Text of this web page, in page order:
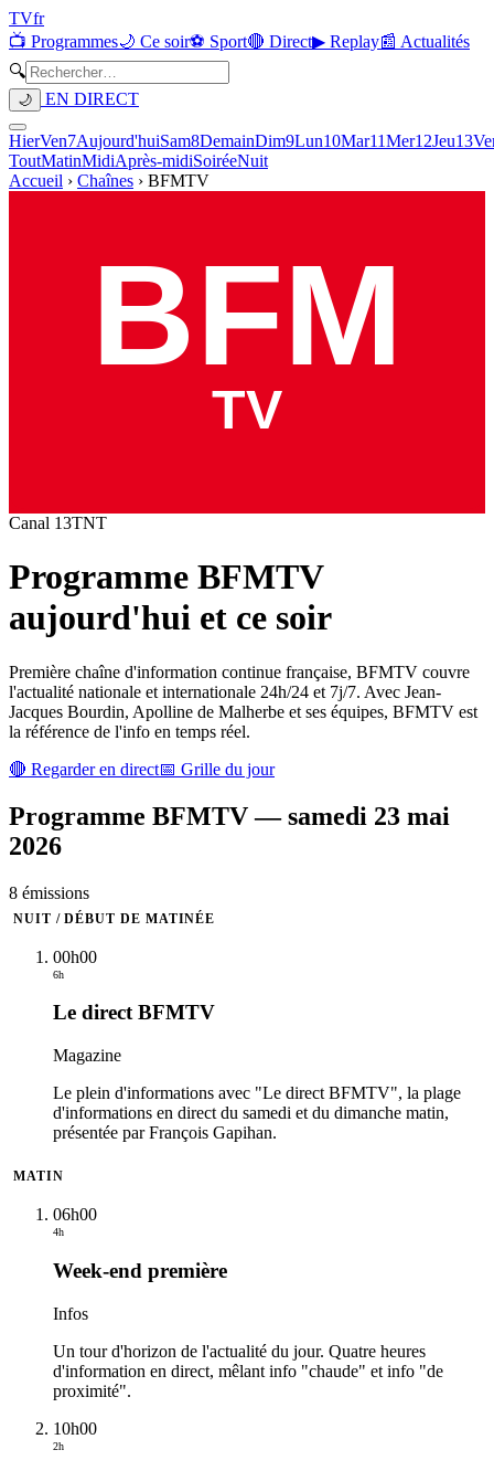
TVfr
📺 Programmes🌙 Ce soir⚽ Sport🔴 Direct▶ Replay📰 Actualités
🔍
🌙 EN DIRECT
HierVen7Aujourd'huiSam8DemainDim9Lun10Mar11Mer12Jeu13
ToutMatinMidiAprès-midiSoiréeNuit
Accueil › Chaînes › BFMTV
Canal 13TNT
Programme BFMTV
aujourd'hui et ce soir
Première chaîne d'information continue française, BFMTV couvre
l'actualité nationale et internationale 24h/24 et 7j/7. Avec Jean-
Jacques Bourdin, Apolline de Malherbe et ses équipes, BFMTV est
la référence de l'info en temps réel.
🔴 Regarder en direct📅 Grille du jour
Programme BFMTV—samedi 23 mai
2026
8 émissions
NUIT / DÉBUT DE MATINÉE
00h00
6h
Le direct BFMTV
Magazine
Le plein d'informations avec "Le direct BFMTV", la plage
d'informations en direct du samedi et du dimanche matin,
présentée par François Gapihan.
MATIN
06h00
4h
Week-end première
Infos
Un tour d'horizon de l'actualité du jour. Quatre heures
d'information en direct, mêlant info "chaude" et info "de
proximité".
10h00
2h